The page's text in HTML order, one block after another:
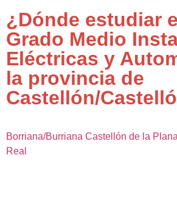
¿Dónde estudiar
Grado Medio
Eléctricas y
la provincia de
Castellón/
Borriana/Burriana Castellón de la
Real